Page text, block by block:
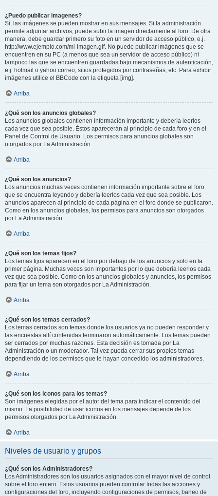
¿Puedo publicar imagenes?
Sí, las imágenes se pueden mostrar en sus mensajes. Si la administración
permite adjuntar archivos, puede subir la imagen directamente al foro. De otra
manera, debe guardar primero su foto en un servidor de acceso público, e.j.
http://www.ejemplo.com/mi-imagen.gif. No puede publicar imágenes que se
encuentren en su PC (a menos que sea un servidor de acceso público) ni
tampoco las que se encuentren guardadas bajo mecanismos de autenticación,
e.j. hotmail o yahoo correo, sitios protegidos por contraseñas, etc. Para exhibir
imágenes utilice el BBCode con la etiqueta [img].
Arriba
¿Qué son los anuncios globales?
Los anuncios globales contienen información importante y debería leerlos
cada vez que sea posible. Éstos aparecerán al principio de cada foro y en el
Panel de Control de Usuario. Los permisos para anuncios globales son
otorgados por La Administración.
Arriba
¿Qué son los anuncios?
Los anuncios muchas veces contienen información importante sobre el foro
que se encuentra leyendo y debería leerlos cada vez que sea posible. Los
anuncios aparecen al principio de cada página en el foro donde se publicaron.
Como en los anuncios globales, los permisos para anuncios son otorgados
por La Administración.
Arriba
¿Qué son los temas fijos?
Los temas fijos aparecen en el foro por debajo de los anuncios y solo en la
primer página. Muchas veces son importantes por lo que debería leerlos cada
vez que sea posible. Como en los anuncios globales y anuncios, los permisos
para fijar un tema son otorgados por La Administración.
Arriba
¿Qué son los temas cerrados?
Los temas cerrados son temas donde los usuarios ya no pueden responder y
las encuestas allí contenidas terminaron automáticamente. Los temas pueden
ser cerrados por muchas razones. Esta decisión es tomada por La
Administración o un moderador. Tal vez pueda cerrar sus propios temas
dependiendo de los permisos que le hayan concedido los administradores.
Arriba
¿Qué son los iconos para los temas?
Son imágenes elegidas por el autor del tema para indicar el contenido del
mismo. La posibilidad de usar iconos en los mensajes depende de los
permisos otorgados por La Administración.
Arriba
Niveles de usuario y grupos
¿Qué son los Administradores?
Los Administradores son los usuarios asignados con el mayor nivel de control
sobre el foro entero. Estos usuarios pueden controlar todas las acciones y
configuraciones del foro, incluyendo configuraciones de permisos, baneo de